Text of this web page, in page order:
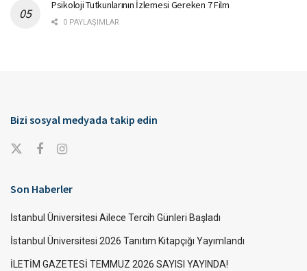
Psikoloji Tutkunlarının İzlemesi Gereken 7 Film
0 PAYLAŞIMLAR
Bizi sosyal medyada takip edin
Son Haberler
İstanbul Üniversitesi Ailece Tercih Günleri Başladı
İstanbul Üniversitesi 2026 Tanıtım Kitapçığı Yayımlandı
İLETİM GAZETESİ TEMMUZ 2026 SAYISI YAYINDA!